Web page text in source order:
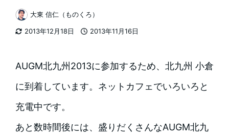
2013年12月18日
2013年11月16日
著
者
大東 信仁（ものくろ）
AUGM北九州2013に参加するため、北九州 小倉
に到着しています。ネットカフェでいろいろと
充電中です。
あと数時間後には、盛りだくさんなAUGM北九